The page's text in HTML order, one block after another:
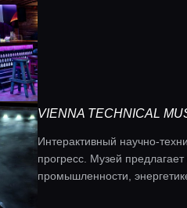
VIENNA TECHNICAL
Интерактивный научно-
прогресс. Музей
промышленности,